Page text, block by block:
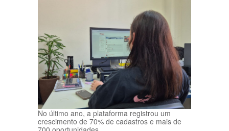
No último ano, a plataforma registrou um
crescimento de 70% de cadastros e mais de